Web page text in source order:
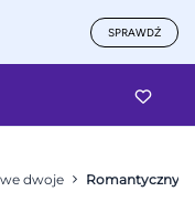
SPRAWDŹ
dwoje Romantyczny